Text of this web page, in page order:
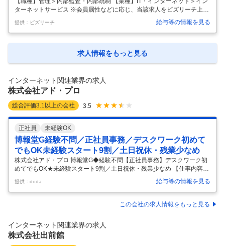
ターネットサービス ※会員属性などに応じ、当該求人をビズリーチ上で
閲覧された際に内容が異なる場合があります ️楽天・事業について 楽天グ
ループは、国内外において、Eコマース、トラベル、デジタルコンテン
ツなどのインターネットサービス、クレジットカードをはじめ、銀行、
証券、電子マネー、スマホアプリ決済といったフィンテック（金融）サ
ービス、携帯キャリア事業などのモバイルサービス、さらにプロスポー
結び付ける…
提供：ビズリーチ 給与等の情報を見る
求人情報をもっと見る
インターネット関連業界の求人
株式会社アド・プロ
総合評価3.1 以上の会社 3.5
正社員 未経験OK
博報堂G経験不問／正社員事務／デスクワーク初めて
でもOK未経験スタート9割／土日祝休・残業少なめ
株式会社アド・プロ 博報堂G◆経験不問【正社員事務】デスクワーク初
めてでもOK★未経験スタート9割／土日祝休・残業少なめ 【仕事内容】
博報堂G◆経験不問【正社員事務】デスクワーク初めてでもOK★未経験
スタート9割／土日祝休・残業少なめ 【具体的な仕事内容】 ～9割が未
経験スタート！博報堂G×正社員事務/育成前提◎未経験から広告業界で
成長したい方を全力でサポート！無理なく働きながらスキルを身に着け
して、広告をより効果的に届けるお手伝いをしています。 インターネッ
ト、新聞、雑誌、ラジオ、テレビなど多様な広告ビジネスの全体像に触
れ…
提供：doda 給与等の情報を見る
この会社の求人情報をもっと見る
インターネット関連業界の求人
株式会社出前館